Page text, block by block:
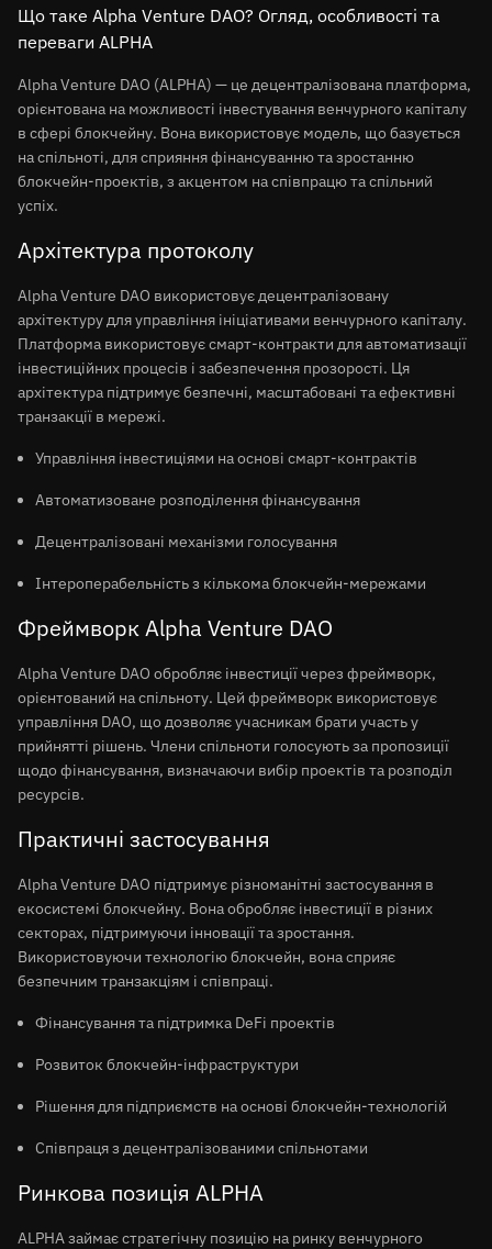
Що таке Alpha Venture DAO? Огляд, особливості та
переваги ALPHA
Alpha Venture DAO (ALPHA) — це децентралізована платформа,
орієнтована на можливості інвестування венчурного капіталу
в сфері блокчейну. Вона використовує модель, що базується
на спільноті, для сприяння фінансуванню та зростанню
блокчейн-проектів, з акцентом на співпрацю та спільний
успіх.
Архітектура протоколу
Alpha Venture DAO використовує децентралізовану
архітектуру для управління ініціативами венчурного капіталу.
Платформа використовує смарт-контракти для автоматизації
інвестиційних процесів і забезпечення прозорості. Ця
архітектура підтримує безпечні, масштабовані та ефективні
транзакції в мережі.
Управління інвестиціями на основі смарт-контрактів
Автоматизоване розподілення фінансування
Децентралізовані механізми голосування
Інтероперабельність з кількома блокчейн-мережами
Фреймворк Alpha Venture DAO
Alpha Venture DAO обробляє інвестиції через фреймворк,
орієнтований на спільноту. Цей фреймворк використовує
управління DAO, що дозволяє учасникам брати участь у
прийнятті рішень. Члени спільноти голосують за пропозиції
щодо фінансування, визначаючи вибір проектів та розподіл
ресурсів.
Практичні застосування
Alpha Venture DAO підтримує різноманітні застосування в
екосистемі блокчейну. Вона обробляє інвестиції в різних
секторах, підтримуючи інновації та зростання.
Використовуючи технологію блокчейн, вона сприяє
безпечним транзакціям і співпраці.
Фінансування та підтримка DeFi проектів
Розвиток блокчейн-інфраструктури
Рішення для підприємств на основі блокчейн-технологій
Співпраця з децентралізованими спільнотами
Ринкова позиція ALPHA
ALPHA займає стратегічну позицію на ринку венчурного